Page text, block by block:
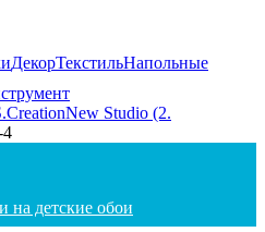
ДекорТекстильНапольные
New Studio (2.
4
на детские обои